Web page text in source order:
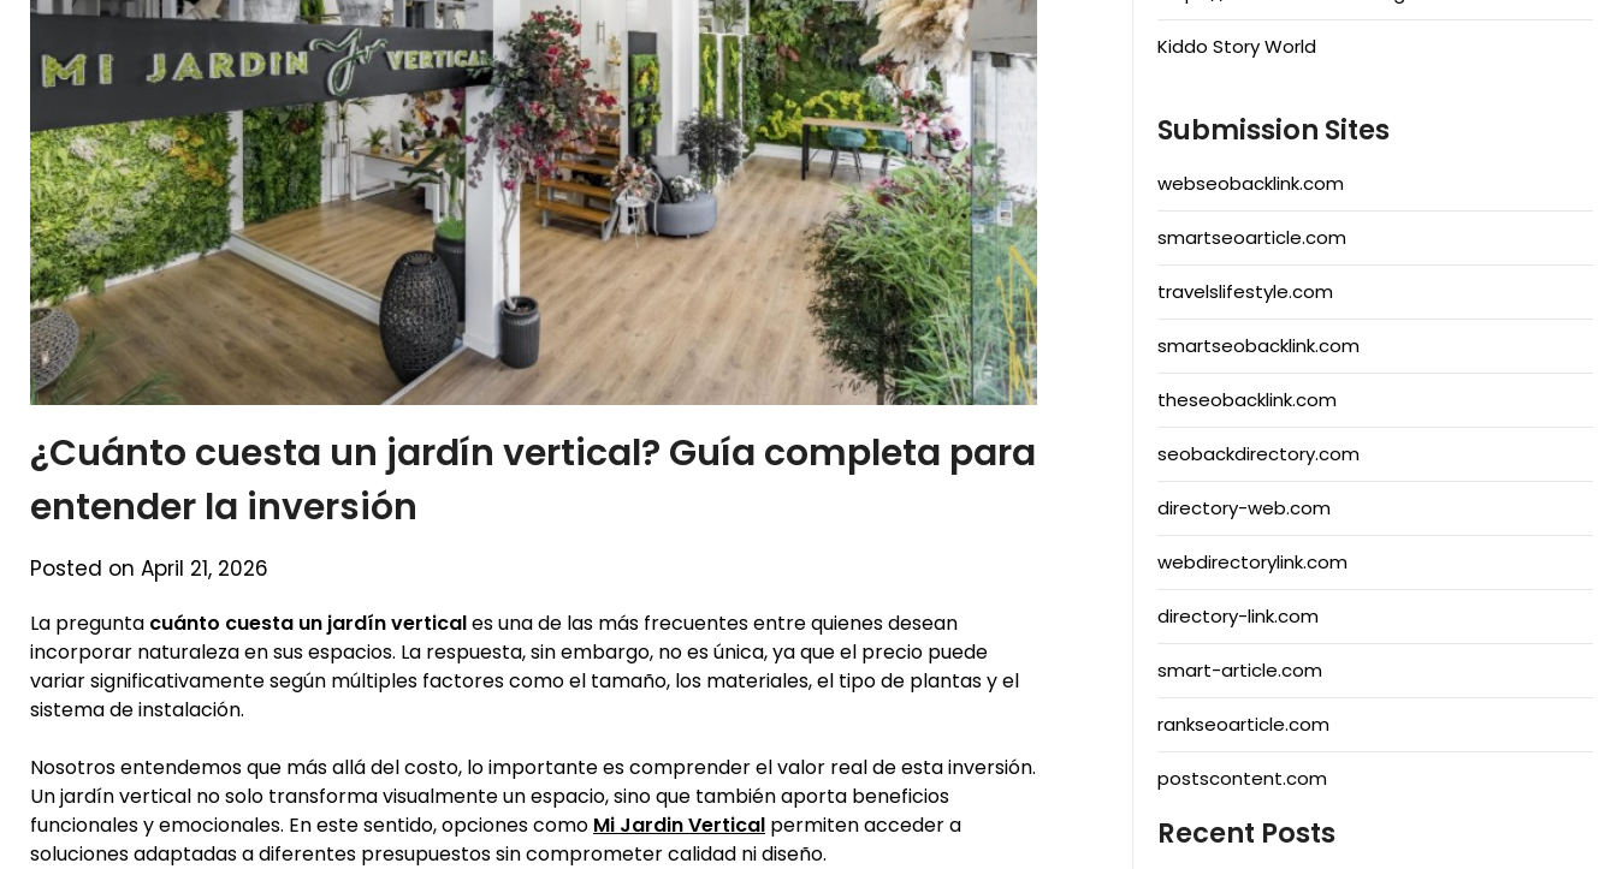
¿Cuánto cuesta un jardín vertical? Guía completa para
entender la inversión
Posted on April 21, 2026
La pregunta cuánto cuesta un jardín verticales una de las más frecuentes entre quienes desean
incorporar naturaleza en sus espacios. La respuesta, sin embargo, no es única, ya que el precio puede
variar significativamente según múltiples factores como el tamaño, los materiales, el tipo de plantas y el
sistema de instalación.
Nosotros entendemos que más allá del costo, lo importante es comprender el valor real de esta inversión.
Un jardín vertical no solo transforma visualmente un espacio, sino que también aporta beneficios
funcionales y emocionales. En este sentido, opciones como Mi Jardin Vertical permiten acceder a
soluciones adaptadas a diferentes presupuestos sin comprometer calidad ni diseño.
Kiddo Story World
Submission Sites
webseobacklink.com
smartseoarticle.com
travelslifestyle.com
smartseobacklink.com
theseobacklink.com
seobackdirectory.com
directory-web.com
webdirectorylink.com
directory-link.com
smart-article.com
rankseoarticle.com
postscontent.com
Recent Posts